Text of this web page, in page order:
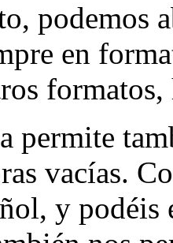
podemos
en
permite
vacías.
y